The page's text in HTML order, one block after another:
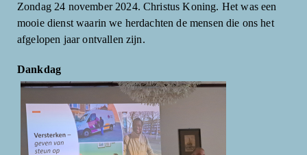
Zondag 24 november 2024. Christus Koning. Het was een
mooie dienst waarin we herdachten de mensen die ons het
afgelopen jaar ontvallen zijn.
Dankdag